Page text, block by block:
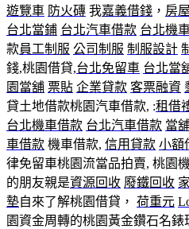
遊覽車 防火磚 我嘉義借錢 ， 房
台北當鋪 台北汽車借款 台北機
款員工制服 公司制服 制服設計
錢,桃園借貸,台北免留車 台北當
園當舖 票貼 企業貸款 客票融資
貸土地借款桃園汽車借款, :租借
台北機車借款 台北汽車借款 當
車借款 機車借款, 信用貸款 小額
律免留車桃園流當品拍賣, 桃園
的朋友親是資源回收 廢鐵回收
墊自來了解桃園借貸， 荷重元
園資金周轉的桃園黃金鑽石名